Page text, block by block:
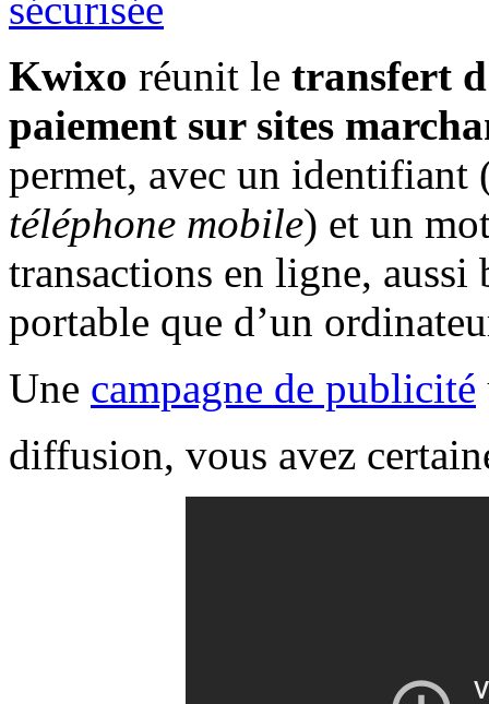
Kwixo réunit le transfert
paiement sur sites
permet, avec un identifiant
téléphone mobile) et un
transactions en ligne, aussi
portable que d’un
Une campagne de publicité
diffusion, vous avez